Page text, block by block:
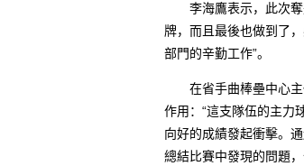
李海鷹表示，此次奪
牌，而且最後也做到了
部門的辛勤工作”。
在省手曲棒壘中心主
作用：“這支隊伍的主力
向好的成績發起衝擊。
總結比賽中發現的問題